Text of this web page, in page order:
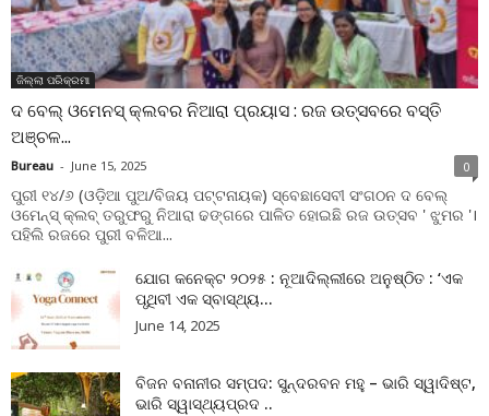
ଜିଲ୍ଲା ପରିକ୍ରମା
ଦ ବେଲ୍ ଓମେନସ୍ କ୍ଲବର ନିଆରା ପ୍ରୟାସ : ରଜ ଉତ୍ସବରେ ବସ୍ତି
ଅଞ୍ଚଳ...
Bureau - June 15, 2025 0
ପୁରୀ ୧୪/୬ (ଓଡ଼ିଆ ପୁଅ/ବିଜୟ ପଟ୍ଟନାୟକ) ସ୍ବେଛାସେବୀ ସଂଗଠନ ଦ ବେଲ୍
ଓମେନ୍ସ୍ କ୍ଲବ୍ ତରୁଫରୁ ନିଆରା ଢଙ୍ଗରେ ପାଳିତ ହୋଇଛି ରଜ ଉତ୍ସବ ' ଝୁମର '।
ପହିଲି ରଜରେ ପୁରୀ ବଳିଆ...
ଯୋଗ କନେକ୍ଟ ୨୦୨୫ : ନୂଆଦିଲ୍ଲୀରେ ଅନୁଷ୍ଠିତ : ‘ଏକ
ପୃଥିବୀ ଏକ ସ୍ବାସ୍ଥ୍ୟ...
June 14, 2025
ବିଜନ ବନାନୀର ସମ୍ପଦ: ସୁନ୍ଦରବନ ମହୁ – ଭାରି ସ୍ୱାଦିଷ୍ଟ,
ଭାରି ସ୍ୱାସ୍ଥ୍ୟପ୍ରଦ ..